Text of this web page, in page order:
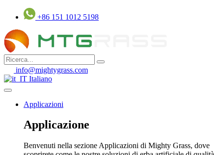
contenuto
+86 151 1012 5198
info@mightygrass.com
Italiano
Applicazioni
Applicazione
Benvenuti nella sezione Applicazioni di Mighty Grass, dove